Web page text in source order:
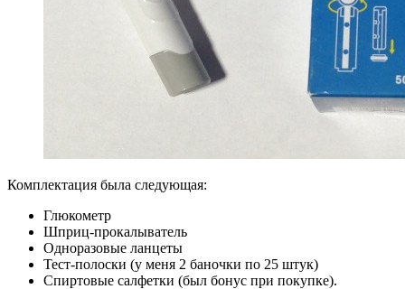
Комплектация была следующая:
Глюкометр
Шприц-прокалыватель
Одноразовые ланцеты
Тест-полоски (у меня 2 баночки по 25 штук)
Спиртовые салфетки (был бонус при покупке).